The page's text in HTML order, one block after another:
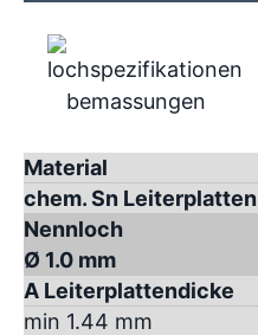
Material
chem. Sn Leiterplatten
Nennloch
Ø 1.0 mm
A Leiterplattendicke
min 1.44 mm